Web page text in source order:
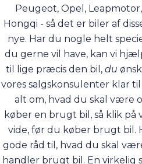
Peugeot, Opel,
Hongqi - så det er biler af
nye. Har du nogle helt
du gerne vil have, kan vi
til lige præcis den bil, du
vores salgskonsulenter klar
alt om, hvad du skal være
køber en brugt bil, så klik på
vide, før du køber brugt bil .
gode råd til, hvad du skal
handler brugt bil. En virkelig